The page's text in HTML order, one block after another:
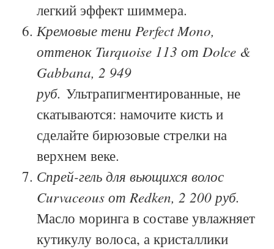
легкий эффект шиммера.
Кремовые тени Perfect Mono,
оттенок Turquoise 113 от Dolce &
Gabbana, 2 949
руб. Ультрапигментированные, не
скатываются: намочите кисть и
сделайте бирюзовые стрелки на
верхнем веке.
Спрей-гель для вьющихся волос
Curvaceous от Redken, 2 200 руб.
Масло моринга в составе увлажняет
кутикулу волоса, а кристаллики